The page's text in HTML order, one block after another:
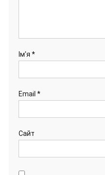
Ім'я *
Email *
Сайт